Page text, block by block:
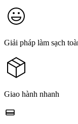
Giải pháp làm sạch
Giao hành nhanh